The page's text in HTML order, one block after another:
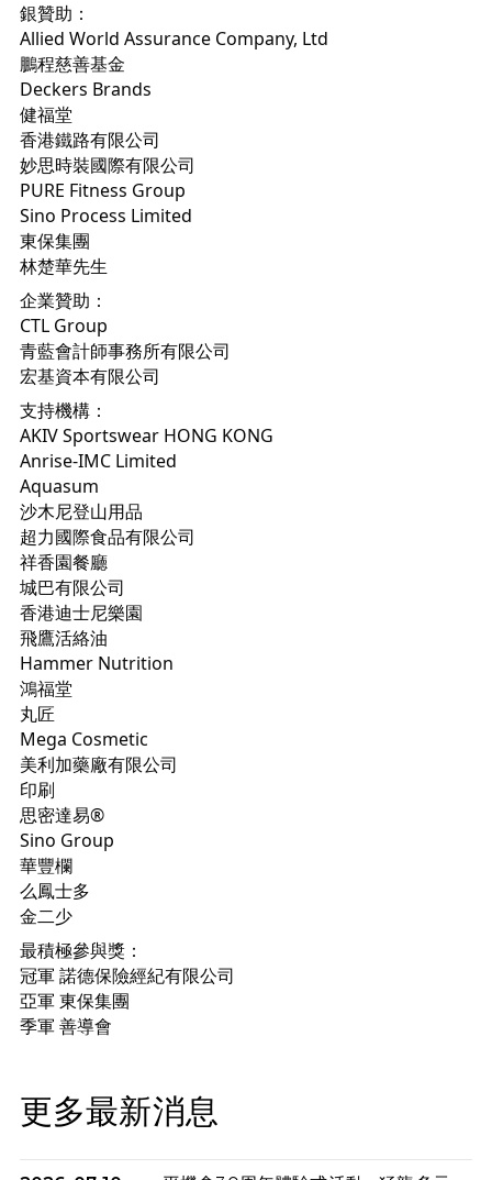
銀贊助：
Allied World Assurance Company, Ltd
鵬程慈善基金
Deckers Brands
健福堂
香港鐵路有限公司
妙思時裝國際有限公司
PURE Fitness Group
Sino Process Limited
東保集團
林楚華先生
企業贊助：
CTL Group
青藍會計師事務所有限公司
宏基資本有限公司
支持機構：
AKIV Sportswear HONG KONG
Anrise-IMC Limited
Aquasum
沙木尼登山用品
超力國際食品有限公司
祥香園餐廳
城巴有限公司
香港迪士尼樂園
飛鷹活絡油
Hammer Nutrition
鴻福堂
丸匠
Mega Cosmetic
美利加藥廠有限公司
印刷
思密達易®
Sino Group
華豐欄
么鳳士多
金二少
最積極參與獎：
冠軍 諾德保險經紀有限公司
亞軍 東保集團
季軍 善導會
更多最新消息